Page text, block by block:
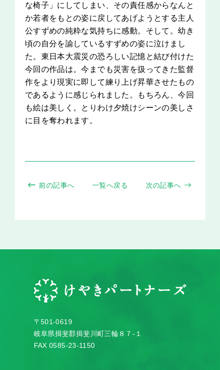
な椅子」にしてしまい、その責任感からなんと
か若者をもとの姿に戻してあげようとする主人
公すずめの純粋な気持ちに感動。そして。幼き
頃の自分を諭しているすずめの姿に泣けまし
た。東日本大震災の恐ろしい記憶と結び付けた
今回の作品は。今までも災害を扱ってきた監督
作をより現実に即して練り上げ昇華させたもの
であるように感じられました。もちろん、今回
も絵は美しく。とりわけ夕焼けシーンの美しさ
に目を奪われます。
前の記事へ 一覧へ戻る 次の記事へ
〒501-0619
岐阜県揖斐郡揖斐川町三輪８７-１
FAX 0585-23-1150